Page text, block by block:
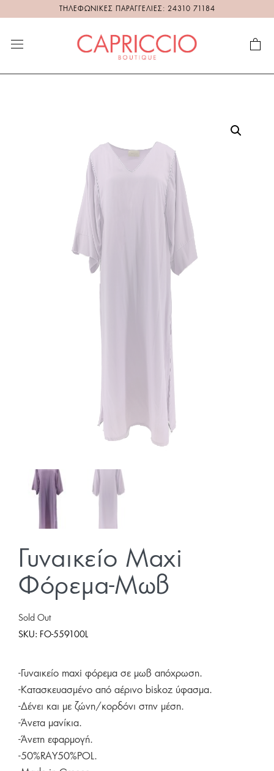
ΤΗΛΕΦΩΝΙΚΕΣ ΠΑΡΑΓΓΕΛΙΕΣ: 24310 71184
Γυναικείο Maxi
Φόρεμα-Μωβ
Sold Out
SKU: FO-559100L
-Γυναικείο maxi φόρεμα σε μωβ απόχρωση.
-Κατασκευασμένο από αέρινο biskoz ύφασμα.
-Δένει και με ζώνη/κορδόνι στην μέση.
-Άνετα μανίκια.
-Άνετη εφαρμογή.
-50%RAY50%POL.